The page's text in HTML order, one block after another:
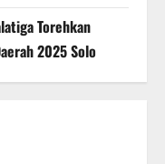
Torehkan
2025 Solo